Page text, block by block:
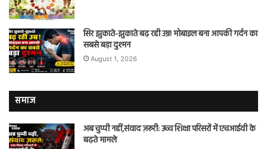
सिर झुकाते-झुकाते बढ़ रही उम्र! मोबाइल बना आपकी गर्दन का
सबसे बड़ा दुश्मन
August 1, 2026
समाज
अब चुप्पी नहीं,संवाद ज़रूरी: उच्च शिक्षा परिसरों में एचआईवी के
बढ़ते मामले